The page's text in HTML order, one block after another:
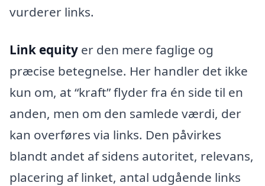
vurderer links.
Link equity er den mere faglige og
præcise betegnelse. Her handler det ikke
kun om, at “kraft” flyder fra én side til en
anden, men om den samlede værdi, der
kan overføres via links. Den påvirkes
blandt andet af sidens autoritet, relevans,
placering af linket, antal udgående links